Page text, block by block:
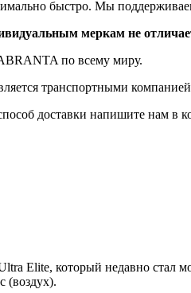
быстро. Мы
меркам не
по всему миру.
транспортными
доставки напишите нам в
Elite, который недавно стал
(воздух).